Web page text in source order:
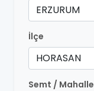
ERZURUM
İlçe
HORASAN
Semt / Mahalle